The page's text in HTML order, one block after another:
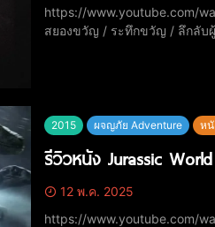
https://www.youtube.com/watch?v=eYjXyt3g6Eo ชื่อหนัง: Gonjiam:
สยองขวัญ / ระทึกขวัญ / ลึกลับผู้
2015 ผจญภัย Adventure หนั
รีวิวหนัง Jurassic
12 พ.ค. 2025
https://www.youtube.com/watch?v=RFinNxS5KN4 ชื่อหนัง: Jurassic